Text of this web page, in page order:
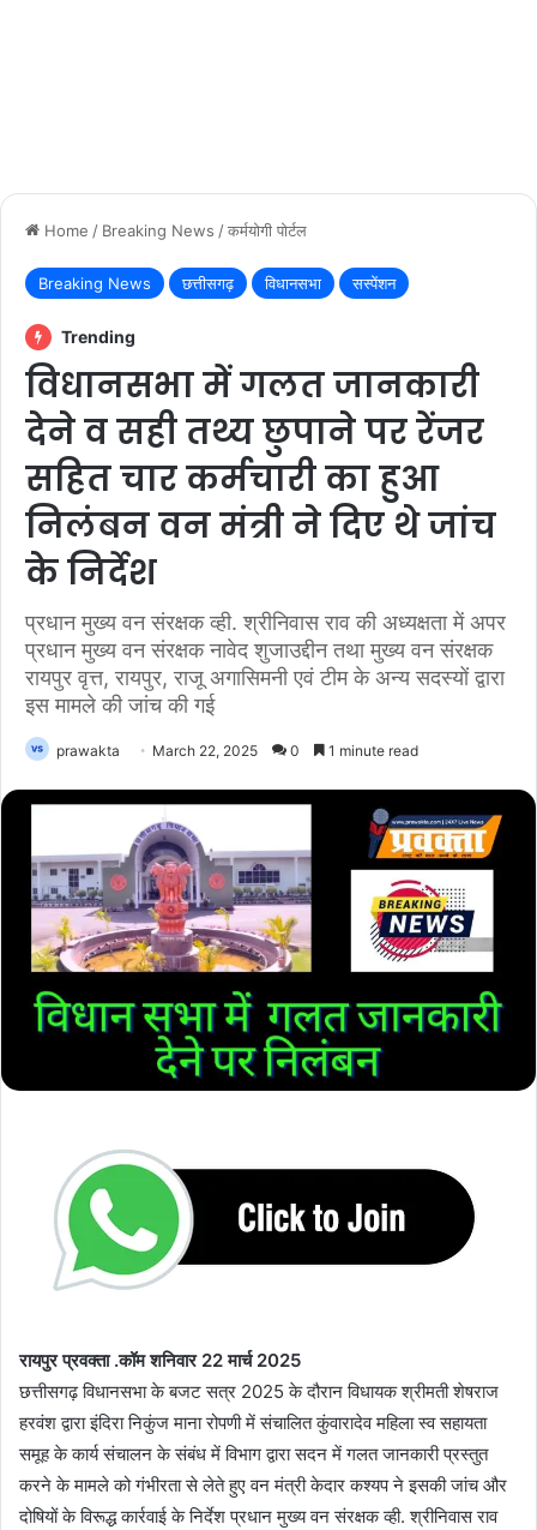
Home / Breaking News /कर्मयोगी पोर्टल
Breaking News छत्तीसगढ़ विधानसभा सस्पेंशन
Trending
विधानसभा में गलत जानकारी
देने व सही तथ्य छुपाने पर रेंजर
सहित चार कर्मचारी का हुआ
निलंबन वन मंत्री ने दिए थे जांच
के निर्देश
प्रधान मुख्य वन संरक्षक व्ही. श्रीनिवास राव की अध्यक्षता में अपर
प्रधान मुख्य वन संरक्षक नावेद शुजाउद्दीन तथा मुख्य वन संरक्षक
रायपुर वृत्त, रायपुर, राजू अगासिमनी एवं टीम के अन्य सदस्यों द्वारा
इस मामले की जांच की गई
prawakta March 22, 2025 0 1 minute read
रायपुर प्रवक्ता .कॉम शनिवार 22 मार्च 2025
छत्तीसगढ़ विधानसभा के बजट सत्र 2025 के दौरान विधायक श्रीमती शेषराज
हरवंश द्वारा इंदिरा निकुंज माना रोपणी में संचालित कुंवारादेव महिला स्व सहायता
समूह के कार्य संचालन के संबंध में विभाग द्वारा सदन में गलत जानकारी प्रस्तुत
करने के मामले को गंभीरता से लेते हुए वन मंत्री केदार कश्यप ने इसकी जांच और
दोषियों के विरूद्ध कार्रवाई के निर्देश प्रधान मुख्य वन संरक्षक व्ही. श्रीनिवास राव